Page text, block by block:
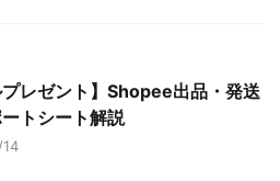
プレゼント】Shopee出品・発送
トシート解説